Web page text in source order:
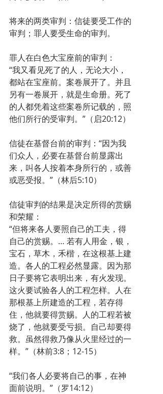
将来的两类审判：信徒要受工作的
审判；罪人要受生命的审判。
罪人在白色大宝座前的审判：
“我又看见死了的人，无论大小，
都站在宝座前。案卷展开了。并且
另有一卷展开，就是生命册。死了
的人都凭着这些案卷所记载的，照
他们所行的受审判。”（启20:12）
信徒在基督台前的审判：“因为我
们众人，必要在基督台前显露出
来，叫各人按着本身所行的，或善
或恶受报。”（林后5:10）
信徒审判的结果是决定所得的赏赐
和荣耀：
“但将来各人要照自己的工夫，得
自己的赏赐。… 若有人用金，银，
宝石，草木，禾楷，在这根基上建
造。各人的工程必然显露。因为那
日子要将它表明出来，有火发现。
这火要试验各人的工程怎样。人在
那根基上所建造的工程，若存得
住，他就要得赏赐。人的工程若被
烧了，他就要受亏损。自己却要得
救。虽然得救乃像从火里经过的一
样。”（林前3:8；12-15）
“我们各人必要将自己的事，在神
面前说明。”（罗14:12）